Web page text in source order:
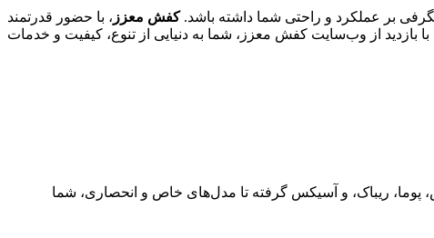
بر عملکرد و راحتی شما داشته باشد.کفش معزز ، با حضور قدرتمند
بازدید از وب‌سایت کفش معزز، شما به دنیایی از تنوع، کیفیت و خدمات
پوما، ریباک، و آسیکس گرفته تا مدل‌های خاص و انحصاری، شما